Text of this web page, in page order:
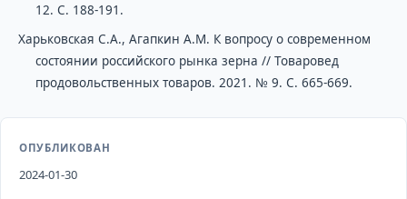
12. С. 188-191.
Харьковская С.А., Агапкин А.М. К вопросу о современном
состоянии российского рынка зерна // Товаровед
продовольственных товаров. 2021. № 9. С. 665-669.
ОПУБЛИКОВАН
2024-01-30